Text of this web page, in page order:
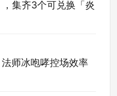
集齐3个可兑换「炎
师冰咆哮控场效率